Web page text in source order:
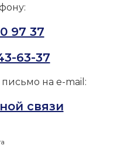
97 37
63-37
на e-mail:
связи